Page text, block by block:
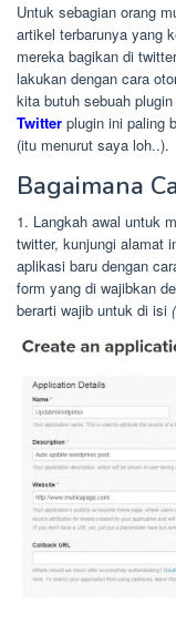
Untuk sebagian orang
artikel terbarunya yang
mereka bagikan di
lakukan dengan cara
kita butuh sebuah
Twitter plugin ini paling
(itu menurut saya loh..).
Bagaimana
1. Langkah awal untuk
twitter, kunjungi alamat
aplikasi baru dengan
form yang di wajibkan
berarti wajib untuk di isi